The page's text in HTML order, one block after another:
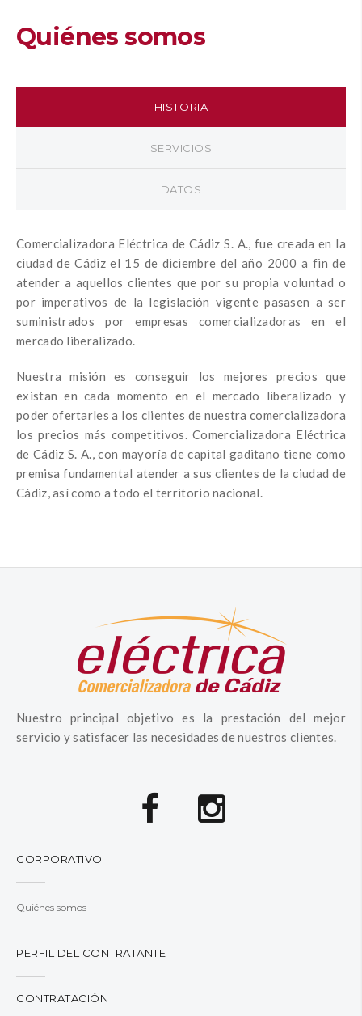
Quiénes somos
HISTORIA
SERVICIOS
DATOS
Comercializadora Eléctrica de Cádiz S. A., fue creada en la
ciudad de Cádiz el 15 de diciembre del año 2000 a fin de
atender a aquellos clientes que por su propia voluntad o
por imperativos de la legislación vigente pasasen a ser
suministrados por empresas comercializadoras en el
mercado liberalizado.
Nuestra misión es conseguir los mejores precios que
existan en cada momento en el mercado liberalizado y
poder ofertarles a los clientes de nuestra comercializadora
los precios más competitivos. Comercializadora Eléctrica
de Cádiz S. A., con mayoría de capital gaditano tiene como
premisa fundamental atender a sus clientes de la ciudad de
Cádiz, así como a todo el territorio nacional.
Nuestro principal objetivo es la prestación del mejor
servicio y satisfacer las necesidades de nuestros clientes.
CORPORATIVO
Quiénes somos
PERFIL DEL CONTRATANTE
CONTRATACIÓN